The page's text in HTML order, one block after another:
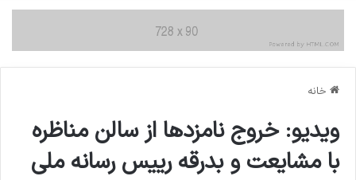
خانه
ویدیو: خروج نامزدها از سالن مناظره
با مشایعت و بدرقه رییس رسانه ملی